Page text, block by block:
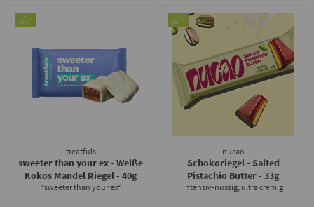
treatfuls
sweeter than your ex - Weiße
Kokos Mandel Riegel- 40g
°sweeter than your ex°
nucao
Schokoriegel - Salted
Pistachio Butter- 33g
intensiv-nussig, ultra cremig